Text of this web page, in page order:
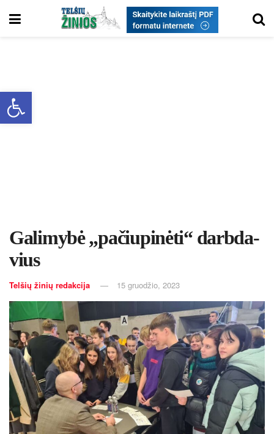
Open toolbar
Ga­li­my­bė „pa­čiu­pi­nė­ti“ darb­da­
vius
Telšių žinių redakcija 15 gruodžio, 2023